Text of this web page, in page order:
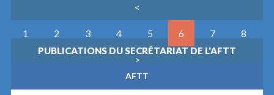
<
1 2 3 4 5 6 7 8
>
PUBLICATIONS DU SECRÉTARIAT DE L'AFTT
AFTT